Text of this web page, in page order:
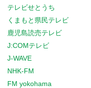
テレビせとうち
くまもと県民テレビ
鹿児島読売テレビ
J:COMテレビ
J-WAVE
NHK-FM
FM yokohama